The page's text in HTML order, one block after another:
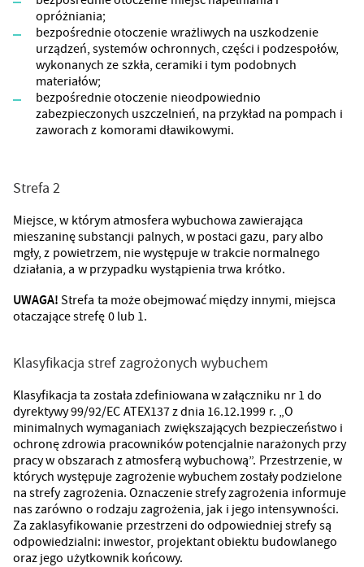
opróżniania;
bezpośrednie otoczenie wrażliwych na uszkodzenie
urządzeń, systemów ochronnych, części i podzespołów,
wykonanych ze szkła, ceramiki i tym podobnych
materiałów;
bezpośrednie otoczenie nieodpowiednio
zabezpieczonych uszczelnień, na przykład na pompach i
zaworach z komorami dławikowymi.
Strefa 2
Miejsce, w którym atmosfera wybuchowa zawierająca
mieszaninę substancji palnych, w postaci gazu, pary albo
mgły, z powietrzem, nie występuje w trakcie normalnego
działania, a w przypadku wystąpienia trwa krótko.
UWAGA! Strefa ta może obejmować między innymi, miejsca
otaczające strefę 0 lub 1.
Klasyfikacja stref zagrożonych wybuchem
Klasyfikacja ta została zdefiniowana w załączniku nr 1 do
dyrektywy 99/92/EC ATEX137 z dnia 16.12.1999 r. „O
minimalnych wymaganiach zwiększających bezpieczeństwo i
ochronę zdrowia pracowników potencjalnie narażonych przy
pracy w obszarach z atmosferą wybuchową”. Przestrzenie, w
których występuje zagrożenie wybuchem zostały podzielone
na strefy zagrożenia. Oznaczenie strefy zagrożenia informuje
nas zarówno o rodzaju zagrożenia, jak i jego intensywności.
Za zaklasyfikowanie przestrzeni do odpowiedniej strefy są
odpowiedzialni: inwestor, projektant obiektu budowlanego
oraz jego użytkownik końcowy.